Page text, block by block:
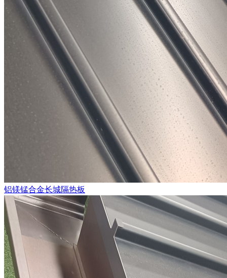
铝镁锰合金长城隔热板